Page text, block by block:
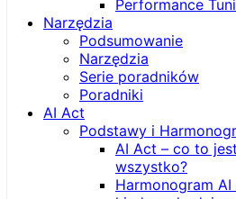
Performance
Narzędzia
Podsumowanie
Narzędzia
Serie poradników
Poradniki
AI Act
Podstawy i
AI Act – co to
wszystko?
Harmonogram